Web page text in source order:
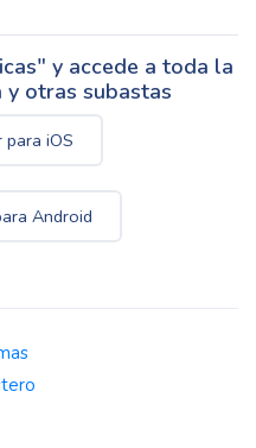
y accede a toda la
y otras subastas
para iOS
Android